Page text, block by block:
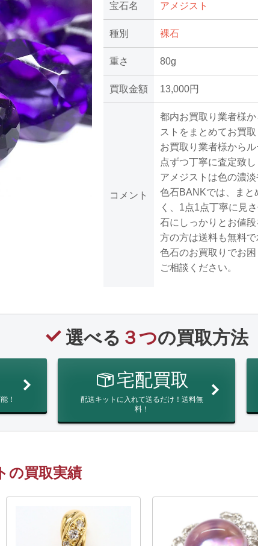
宝石名 アメジスト
種別 裸石
重さ 80g
買取金額 13,000円
コメント
都内お買取り業者様
ストをまとめてお買取
お買取り業者様から
点ずつ丁寧に査定致し
アメジストは色の濃
色石BANKでは、まと
く、1点1点丁寧に見
石にしっかりとお値
方の方は送料も無料で
色石のお買取りでお
ご相談ください。
選べる ３つの買取方法
！
宅配買取
配送キットに入れて送るだけ！送料無
料！
の買取実績